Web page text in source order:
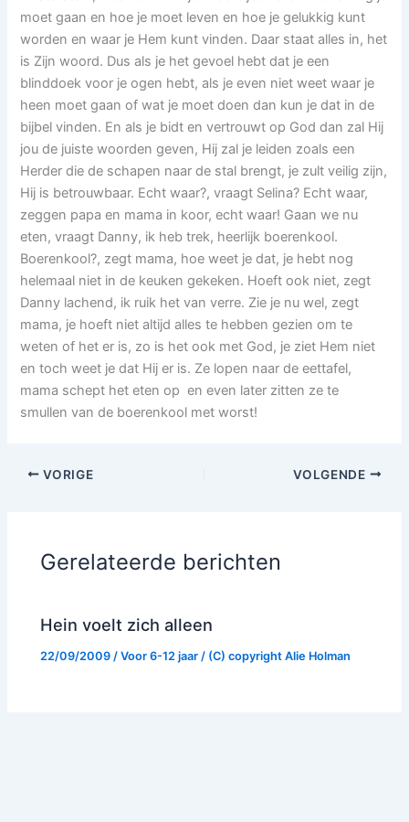
moet gaan en hoe je moet leven en hoe je gelukkig kunt
worden en waar je Hem kunt vinden. Daar staat alles in, het
is Zijn woord. Dus als je het gevoel hebt dat je een
blinddoek voor je ogen hebt, als je even niet weet waar je
heen moet gaan of wat je moet doen dan kun je dat in de
bijbel vinden. En als je bidt en vertrouwt op God dan zal Hij
jou de juiste woorden geven, Hij zal je leiden zoals een
Herder die de schapen naar de stal brengt, je zult veilig zijn,
Hij is betrouwbaar. Echt waar?, vraagt Selina? Echt waar,
zeggen papa en mama in koor, echt waar! Gaan we nu
eten, vraagt Danny, ik heb trek, heerlijk boerenkool.
Boerenkool?, zegt mama, hoe weet je dat, je hebt nog
helemaal niet in de keuken gekeken. Hoeft ook niet, zegt
Danny lachend, ik ruik het van verre. Zie je nu wel, zegt
mama, je hoeft niet altijd alles te hebben gezien om te
weten of het er is, zo is het ook met God, je ziet Hem niet
en toch weet je dat Hij er is. Ze lopen naar de eettafel,
mama schept het eten op en even later zitten ze te
smullen van de boerenkool met worst!
VORIGE VOLGENDE
Gerelateerde berichten
Hein voelt zich alleen
22/09/2009 /Voor 6-12 jaar / (C) copyrightAlie Holman